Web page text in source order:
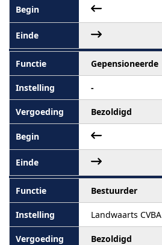
Gepensioneerde
-
Bezoldigd
Bestuurder
Landwaarts CVBA
Bezoldigd